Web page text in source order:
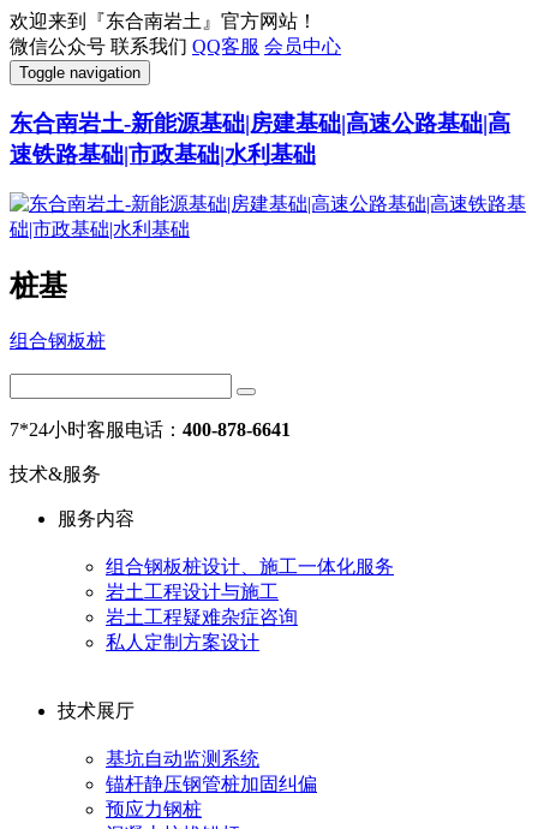
欢迎来到『东合南岩土』官方网站！
微信公众号 联系我们 QQ客服 会员中心
Toggle navigation
东合南岩土-新能源基础|房建基础|高速公路基础|高
速铁路基础|市政基础|水利基础
桩基
组合钢板桩
7*24小时客服电话： 400-878-6641
技术&服务
服务内容
组合钢板桩设计、施工一体化服务
岩土工程设计与施工
岩土工程疑难杂症咨询
私人定制方案设计
技术展厅
基坑自动监测系统
锚杆静压钢管桩加固纠偏
预应力钢桩